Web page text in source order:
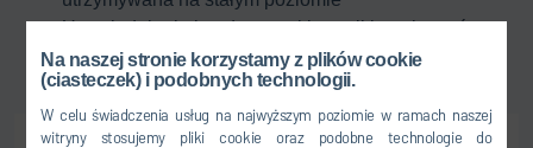
Na naszej stronie korzystamy z plików cookie
(ciasteczek) i podobnych technologii.
W celu świadczenia usług na najwyższym poziomie w ramach naszej
witryny stosujemy pliki cookie oraz podobne technologie do
Uwzględnienie kondensatu i kwestii bezpieczeństwa
Inteligentna koncepcja sterowania dzięki
inteligentnemu, korzystnemu cenowo systemowi